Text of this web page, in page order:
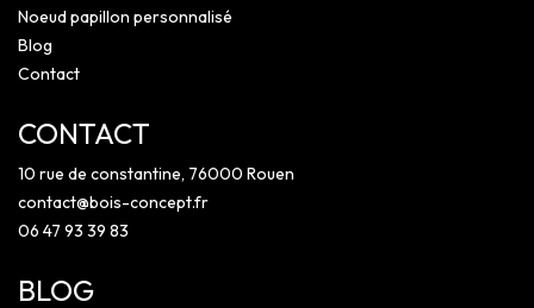
Noeud papillon personnalisé
Blog
Contact
CONTACT
10 rue de constantine, 76000 Rouen
contact@bois-concept.fr
06 47 93 39 83
BLOG